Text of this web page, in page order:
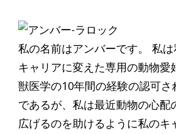
私の名前はアンバーです。 私
キャリアに変えた専用の動物愛
獣医学の10年間の経験の認可さ
であるが、私は最近動物の心配
広げるのを助けるように私のキ